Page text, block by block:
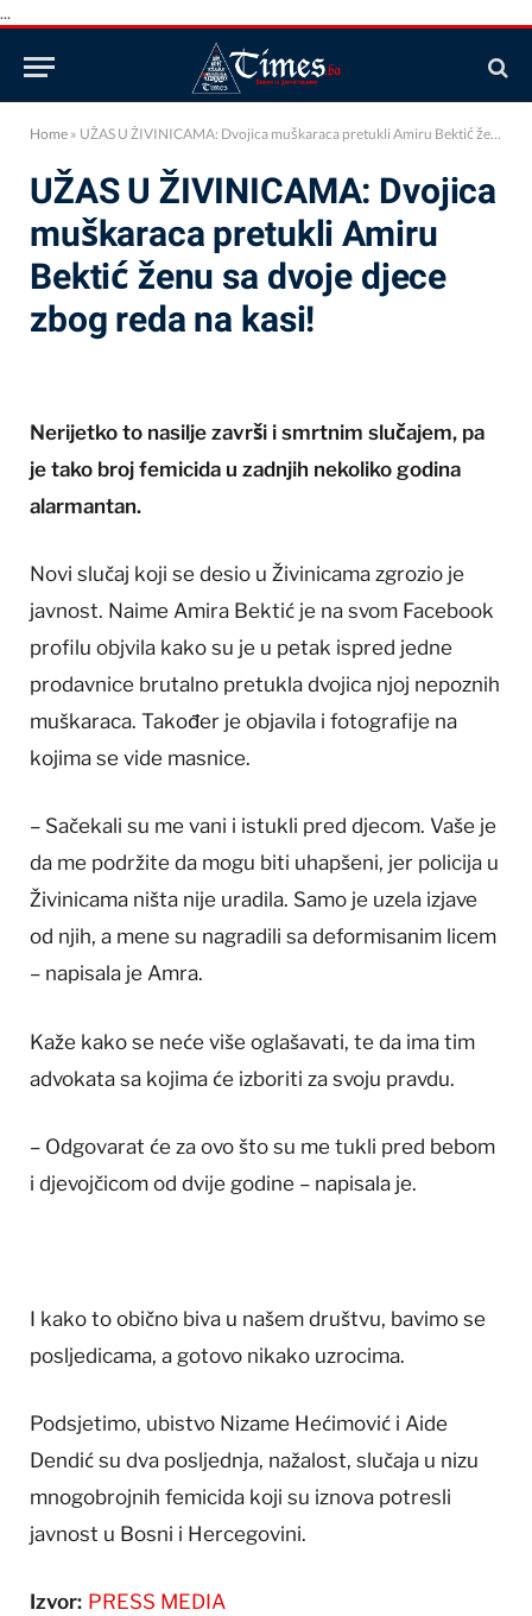
...
Home » UŽAS U ŽIVINICAMA: Dvojica muškaraca pretukli Amiru Bektić ženu sa dvoje djece zbog reda na kasi!
UŽAS U ŽIVINICAMA: Dvojica
muškaraca pretukli Amiru
Bektić ženu sa dvoje djece
zbog reda na kasi!
Nerijetko to nasilje završi i smrtnim slučajem, pa
je tako broj femicida u zadnjih nekoliko godina
alarmantan.
Novi slučaj koji se desio u Živinicama zgrozio je
javnost. Naime Amira Bektić je na svom Facebook
profilu objvila kako su je u petak ispred jedne
prodavnice brutalno pretukla dvojica njoj nepoznih
muškaraca. Također je objavila i fotografije na
kojima se vide masnice.
– Sačekali su me vani i istukli pred djecom. Vaše je
da me podržite da mogu biti uhapšeni, jer policija u
Živinicama ništa nije uradila. Samo je uzela izjave
od njih, a mene su nagradili sa deformisanim licem
– napisala je Amra.
Kaže kako se neće više oglašavati, te da ima tim
advokata sa kojima će izboriti za svoju pravdu.
– Odgovarat će za ovo što su me tukli pred bebom
i djevojčicom od dvije godine – napisala je.
I kako to obično biva u našem društvu, bavimo se
posljedicama, a gotovo nikako uzrocima.
Podsjetimo, ubistvo Nizame Hećimović i Aide
Dendić su dva posljednja, nažalost, slučaja u nizu
mnogobrojnih femicida koji su iznova potresli
javnost u Bosni i Hercegovini.
Izvor: PRESS MEDIA